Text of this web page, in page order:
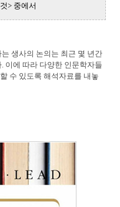
> 중에서
생사의 논의는 최근 몇 년간
이에 따라 다양한 인문학자들
수 있도록 해석자료를 내놓